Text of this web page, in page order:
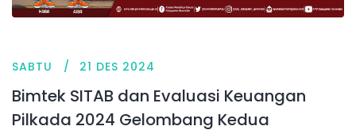
SABTU 21 DES 2024
Bimtek SITAB dan Evaluasi Keuangan
Pilkada 2024 Gelombang Kedua